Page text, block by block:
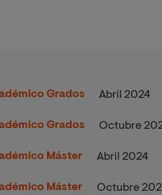
Grados Abril 2024
Grados Octubre
Máster Abril 2024
Máster Octubre